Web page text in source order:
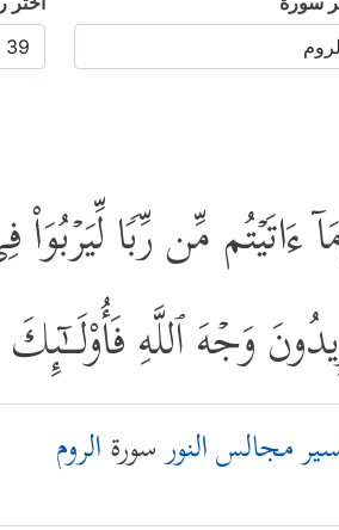
ءَاتَیۡتُم مِّن رِّبࣰا
وَجۡهَ ٱللَّهِ
مجالس النورسورةالروم